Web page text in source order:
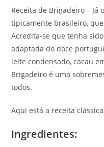
Receita de Brigadeiro – Já
tipicamente brasileiro,
Acredita-se que tenha
adaptada do doce
leite condensado, cacau
Brigadeiro é uma
todos.
Aqui está a receita
Ingredientes: